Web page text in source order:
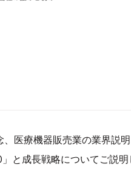
、医療機器販売業の業界説
と成長戦略についてご説明